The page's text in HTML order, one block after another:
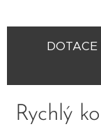
Rychlý